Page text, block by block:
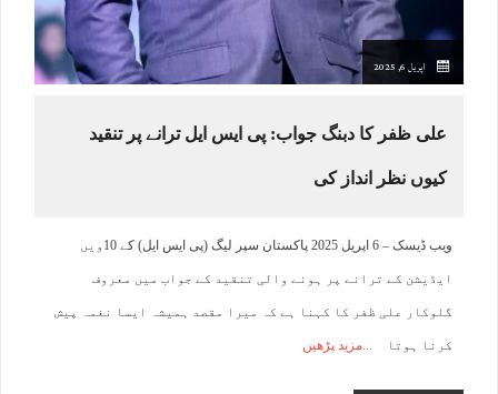
اپریل 6, 2025
علی ظفر کا دبنگ جواب: پی ایس ایل ترانے پر تنقید
کیوں نظر انداز کی
ویب ڈیسک – 6 اپریل 2025 پاکستان سپر لیگ (پی ایس ایل) کے 10ویں
ایڈیشن کے ترانے پر ہونے والی تنقید کے جواب میں معروف
گلوکار علی ظفر کا کہنا ہے کہ میرا مقصد ہمیشہ ایسا نغمہ پیش
کرنا ہوتا مزید پڑھیں